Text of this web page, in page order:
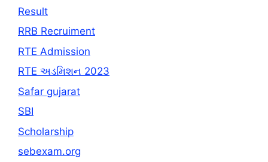
Result
RRB Recruiment
RTE Admission
RTE અડમિશન 2023
Safar gujarat
SBI
Scholarship
sebexam.org